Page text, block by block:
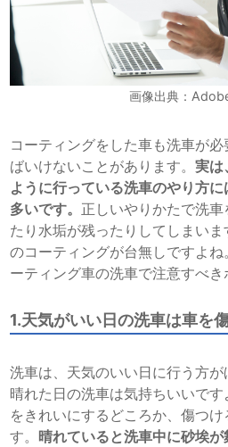
画像出典：
コーティングをした車も洗車が
ばいけないことがあります。実は
ように行っている洗車のやり方
多いです。 正しいやりかたで洗
たり水垢が残ったりしてしまいま
のコーティングが台無しですよ
ーティング車の洗車で注意すべき
1.天気がいい日の洗車は車を
洗車は、天気のいい日に行う方が
晴れた日の洗車は気持ちいいで
をきれいにするどころか、傷つ
す。 晴れていると洗車中に砂埃